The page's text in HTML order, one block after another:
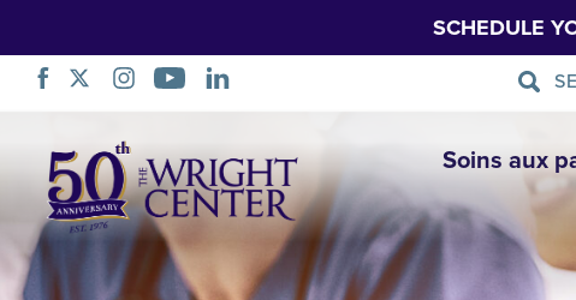
SCHEDULE
la
navigation
Soins aux